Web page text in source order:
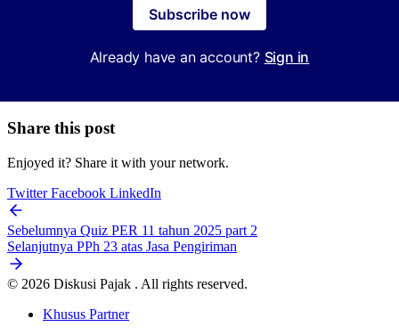
Subscribe now
Already have an account? Sign in
Share this post
Enjoyed it? Share it with your network.
TwitterFacebook LinkedIn
Sebelumnya Quiz PER 11 tahun 2025 part 2
Selanjutnya PPh 23 atas Jasa Pengiriman
© 2026 Diskusi Pajak . All rights reserved.
Khusus Partner